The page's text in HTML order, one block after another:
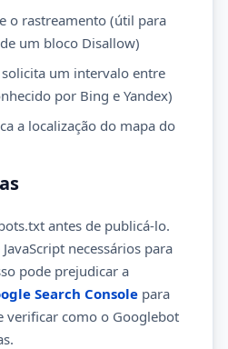
o rastreamento (útil para
um bloco Disallow)
um intervalo entre
por Bing e Yandex)
a localização do mapa do
antes de publicá-lo.
necessários para
pode prejudicar a
Search Console para
verificar como o Googlebot